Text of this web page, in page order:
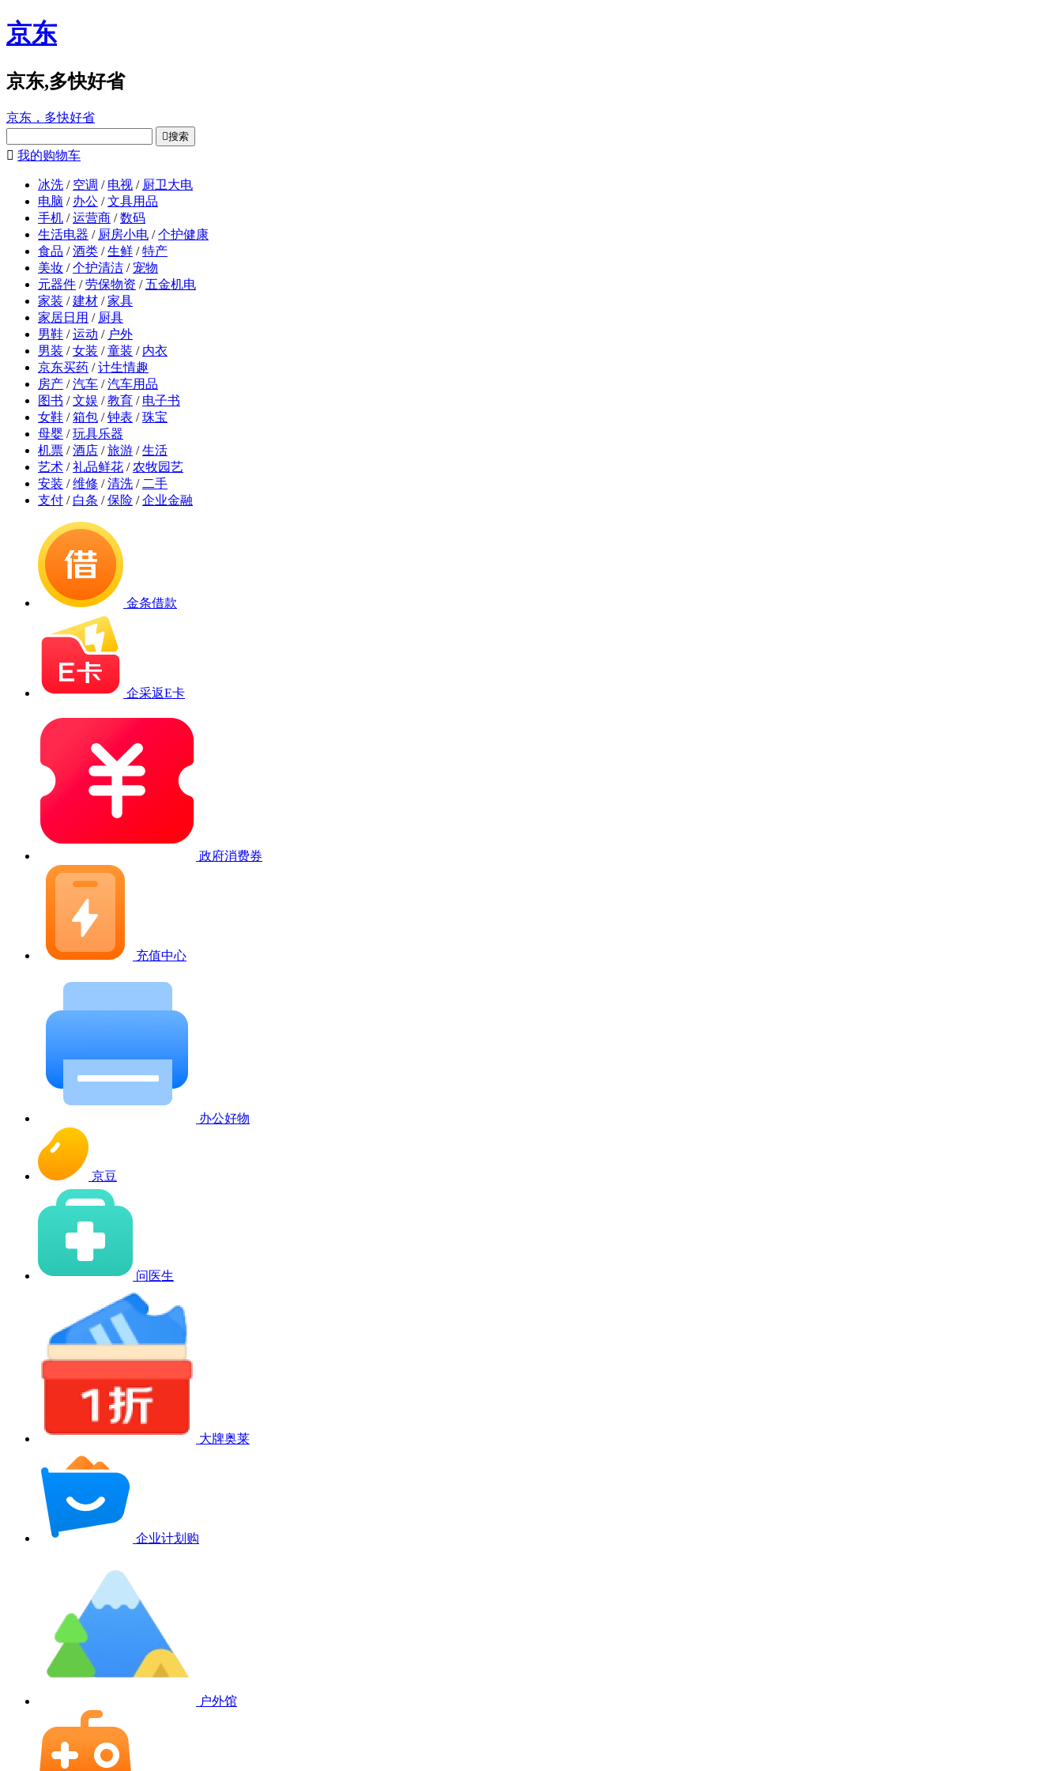
京东
京东,多快好省
京东，多快好省
搜索
 我的购物车
冰洗 / 空调 / 电视 / 厨卫大电
电脑 / 办公 / 文具用品
手机 / 运营商 / 数码
生活电器 / 厨房小电 / 个护健康
食品 / 酒类 / 生鲜 / 特产
美妆 / 个护清洁 / 宠物
元器件 / 劳保物资 / 五金机电
家装 / 建材 / 家具
家居日用 / 厨具
男鞋 / 运动 / 户外
男装 / 女装 / 童装 / 内衣
京东买药 / 计生情趣
房产 / 汽车 / 汽车用品
图书 / 文娱 / 教育 / 电子书
女鞋 / 箱包 / 钟表 / 珠宝
母婴 / 玩具乐器
机票 / 酒店 / 旅游 / 生活
艺术 / 礼品鲜花 / 农牧园艺
安装 / 维修 / 清洗 / 二手
支付 / 白条 / 保险 / 企业金融
金条借款
企采返E卡
政府消费券
充值中心
办公好物
京豆
问医生
大牌奥莱
企业计划购
户外馆